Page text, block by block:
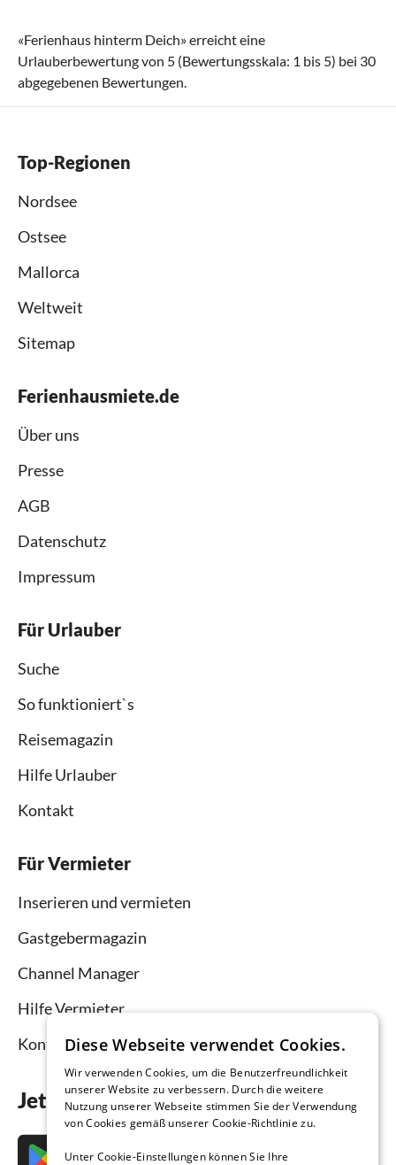
«Ferienhaus hinterm Deich» erreicht eine
Urlauberbewertung von 5 (Bewertungsskala: 1 bis 5) bei 30
abgegebenen Bewertungen.
Top-Regionen
Nordsee
Ostsee
Mallorca
Weltweit
Sitemap
Ferienhausmiete.de
Über uns
Presse
AGB
Datenschutz
Impressum
Für Urlauber
Suche
So funktioniert`s
Reisemagazin
Hilfe Urlauber
Kontakt
Für Vermieter
Inserieren und vermieten
Gastgebermagazin
Channel Manager
Hilfe Vermieter
Kontakt
Jetzt die App downloaden
Diese Webseite verwendet Cookies.
Wir verwenden Cookies, um die Benutzerfreundlichkeit
unserer Website zu verbessern. Durch die weitere
Nutzung unserer Webseite stimmen Sie der Verwendung
von Cookies gemäß unserer Cookie-Richtlinie zu.
Unter Cookie-Einstellungen können Sie Ihre